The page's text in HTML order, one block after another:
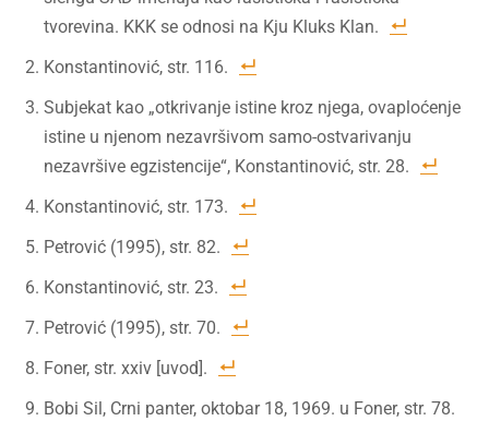
tvorevina. KKK se odnosi na Kju Kluks Klan.
Konstantinović, str. 116.
Subjekat kao „otkrivanje istine kroz njega, ovaploćenje
istine u njenom nezavršivom samo-ostvarivanju
nezavršive egzistencije“, Konstantinović, str. 28.
Konstantinović, str. 173.
Petrović (1995), str. 82.
Konstantinović, str. 23.
Petrović (1995), str. 70.
Foner, str. xxiv [uvod].
Bobi Sil, Crni panter, oktobar 18, 1969. u Foner, str. 78.